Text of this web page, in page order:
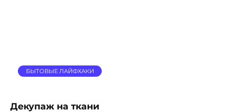
БЫТОВЫЕ ЛАЙФХАКИ
Декупаж на ткани